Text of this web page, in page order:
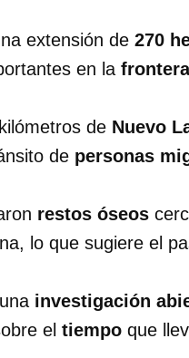
extensión de 270
en la
de Nuevo
de personas
restos óseos
lo que sugiere el
investigación
el tiempo que